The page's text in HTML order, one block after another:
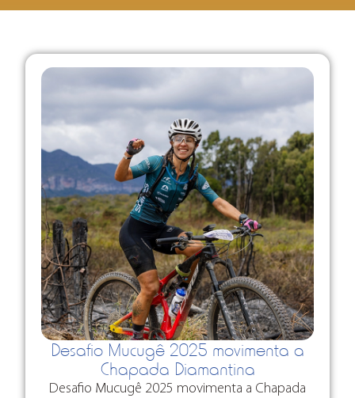
Desafio Mucugê 2025 movimenta a
Chapada Diamantina
Desafio Mucugê 2025 movimenta a Chapada